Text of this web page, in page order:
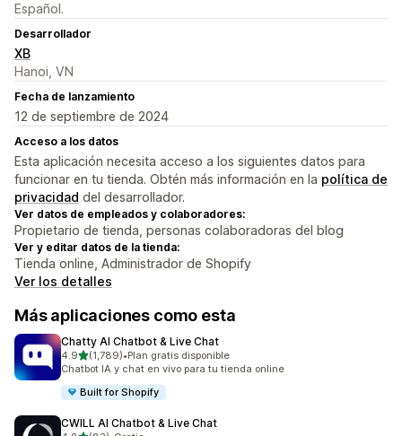
Español.
Desarrollador
XB
Hanoi, VN
Fecha de lanzamiento
12 de septiembre de 2024
Acceso a los datos
Esta aplicación necesita acceso a los siguientes datos para
funcionar en tu tienda. Obtén más información en la política de
privacidad del desarrollador.
Ver datos de empleados y colaboradores:
Propietario de tienda, personas colaboradoras del blog
Ver y editar datos de la tienda:
Tienda online, Administrador de Shopify
Ver los detalles
Más aplicaciones como esta
Chatty AI Chatbot & Live Chat
4.9de 5 estrellas
(1,789)
1789 reseñas en total
•Plan gratis disponible
Chatbot IA y chat en vivo para tu tienda online
Built for Shopify
CWILL AI Chatbot & Live Chat